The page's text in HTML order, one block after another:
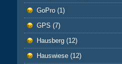
GoPro(1)
GPS (7)
Hausberg(12)
Hauswiese(12)